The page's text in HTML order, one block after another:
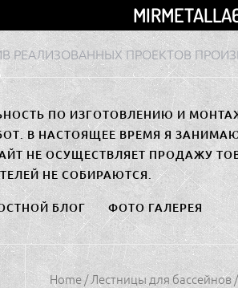
РЕАЛИЗОВАННЫХ ПРОЕКТОВ
ПО ИЗГОТОВЛЕНИЮ И
В НАСТОЯЩЕЕ ВРЕМЯ Я
НЕ ОСУЩЕСТВЛЯЕТ ПРОДАЖУ
НЕ СОБИРАЮТСЯ.
БЛОГ ФОТО ГАЛЕРЕЯ
Home/Лестницы для бассейнов/